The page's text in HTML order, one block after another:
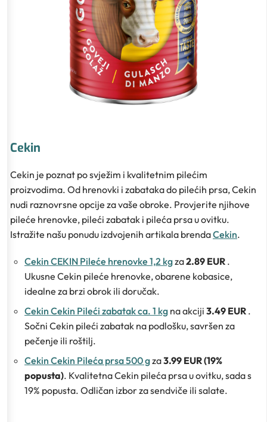
Cekin
Cekin je poznat po svježim i kvalitetnim pilećim
proizvodima. Od hrenovki i zabataka do pilećih prsa, Cekin
nudi raznovrsne opcije za vaše obroke. Provjerite njihove
pileće hrenovke, pileći zabatak i pileća prsa u ovitku.
Istražite našu ponudu izdvojenih artikala brendaCekin.
Cekin CEKIN Pileće hrenovke 1,2 kgza2.89 EUR .
Ukusne Cekin pileće hrenovke, obarene kobasice,
idealne za brzi obrok ili doručak.
Cekin Cekin Pileći zabatak ca. 1 kg na akciji 3.49 EUR .
Sočni Cekin pileći zabatak na podlošku, savršen za
pečenje ili roštilj.
Cekin Cekin Pileća prsa 500 gza3.99 EUR (19%
popusta). Kvalitetna Cekin pileća prsa u ovitku, sada s
19% popusta. Odličan izbor za sendviče ili salate.